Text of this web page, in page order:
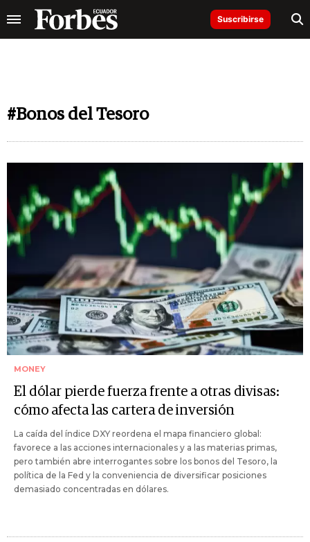
Suscribirse
#Bonos del Tesoro
MONEY
El dólar pierde fuerza frente a otras divisas:
cómo afecta las cartera de inversión
La caída del índice DXY reordena el mapa financiero global:
favorece a las acciones internacionales y a las materias primas,
pero también abre interrogantes sobre los bonos del Tesoro, la
política de la Fed y la conveniencia de diversificar posiciones
demasiado concentradas en dólares.